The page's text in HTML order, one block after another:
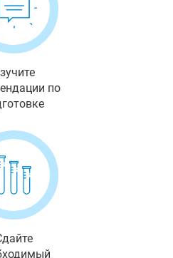
по